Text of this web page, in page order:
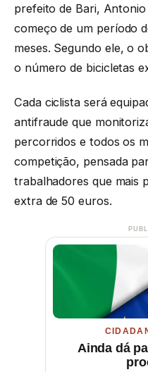
prefeito de Bari,
começo de um período
meses. Segundo ele, o
o número de bicicletas
Cada ciclista será
antifraude que
percorridos e todos os
competição, pensada
trabalhadores que mais
extra de 50 euros.
Ainda dá